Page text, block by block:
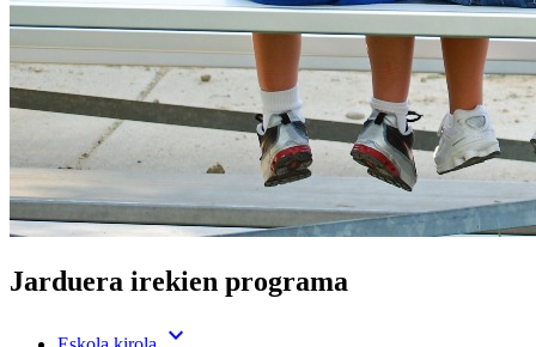
Jarduera irekien programa
expand_more